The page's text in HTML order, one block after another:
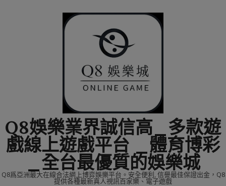
Q8娛樂業界誠信高_多款遊
戲線上遊戲平台 _體育博彩
_全台最優質的娛樂城
Q8爲亞洲最大在線合法網上博弈娛樂平台。安全便利, 信譽最佳保證出金，Q8
提供各種最新真人視訊百家樂、電子遊戲